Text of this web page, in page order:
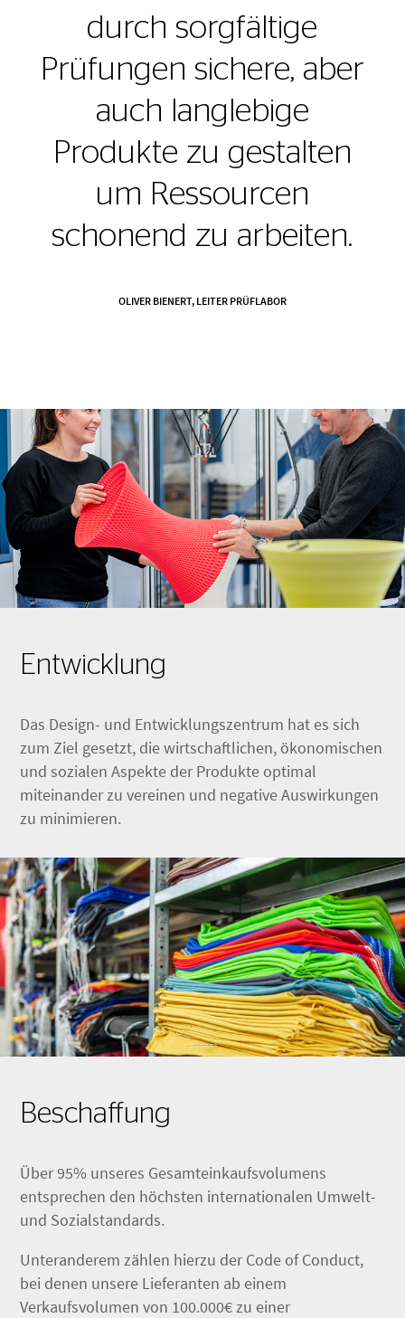
durch sorgfältige
Prüfungen sichere, aber
auch langlebige
Produkte zu gestalten
um Ressourcen
schonend zu arbeiten.
OLIVER BIENERT, LEITER PRÜFLABOR
Entwicklung
Das Design- und Entwicklungszentrum hat es sich
zum Ziel gesetzt, die wirtschaftlichen, ökonomischen
und sozialen Aspekte der Produkte optimal
miteinander zu vereinen und negative Auswirkungen
zu minimieren.
Beschaffung
Über 95% unseres Gesamteinkaufsvolumens
entsprechen den höchsten internationalen Umwelt-
und Sozialstandards.
Unteranderem zählen hierzu der Code of Conduct,
bei denen unsere Lieferanten ab einem
Verkaufsvolumen von 100.000€ zu einer